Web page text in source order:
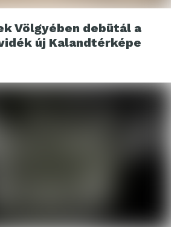
Völgyében debütál a
új Kalandtérképe